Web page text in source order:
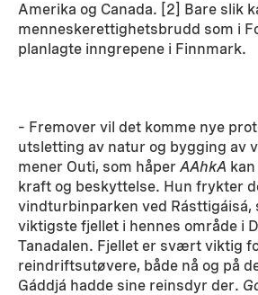
Amerika og Canada. [2] Bare slik
menneskerettighetsbrudd som i
planlagte inngrepene i Finnmark.
– Fremover vil det komme nye
utsletting av natur og bygging av
mener Outi, som håperAAhkA
kraft og beskyttelse. Hun frykter
vindturbinparken ved Rásttigáisá,
viktigste fjellet i hennes område i
Tanadalen. Fjellet er svært viktig
reindriftsutøvere, både nå og på
Gáddjá hadde sine reinsdyr der.